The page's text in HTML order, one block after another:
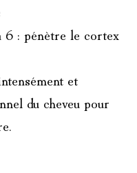
6 : pénètre le cortex
et
du cheveu pour